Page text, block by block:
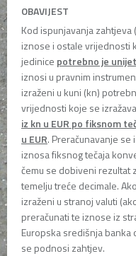
OBAVIJEST
Kod ispunjavanja zahtjeva
iznose i ostale vrijednosti
jedinice potrebno je
iznosi u pravnim
izraženi u kuni (kn)
vrijednosti koje se
iz kn u EUR po fiksnom
u EUR. Preračunavanje
iznosa fiksnog tečaja
čemu se dobiveni rezultat
temelju treće decimale.
izraženi u stranoj valuti
preračunati te iznose iz
Europska središnja
se podnosi zahtjev.